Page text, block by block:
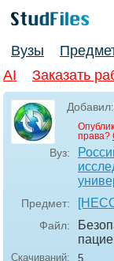
Вузы
AI
Заказать
Добавил:
права?
Вуз:
Предмет:
Файл:
Скачиваний:
5